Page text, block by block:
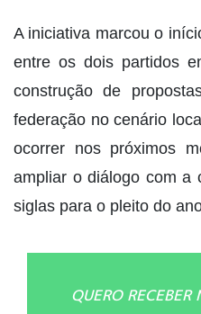
A iniciativa marcou o
entre os dois partidos
construção de
federação no cenário
ocorrer nos próximos
ampliar o diálogo com a
siglas para o pleito do
QUERO RECEBER